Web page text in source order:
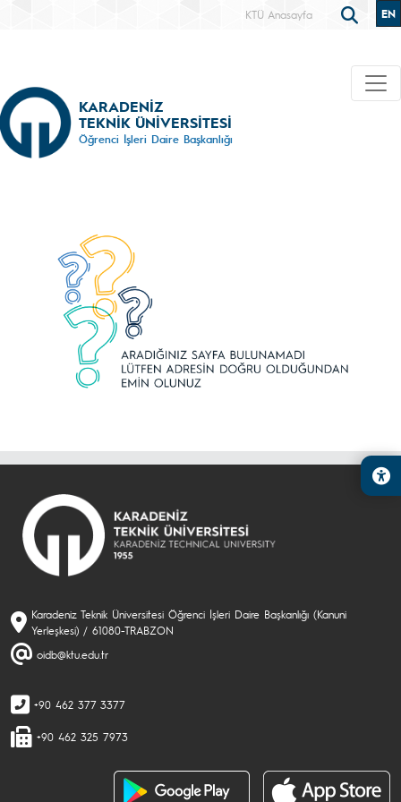
KTÜ Anasayfa EN
KARADENİZ
TEKNİK ÜNİVERSİTESİ
Öğrenci İşleri Daire Başkanlığı
Karadeniz Teknik Üniversitesi Öğrenci İşleri Daire Başkanlığı (Kanuni
Yerleşkesi) / 61080-TRABZON
oidb@ktu.edu.tr
+90 462 377 3377
+90 462 325 7973